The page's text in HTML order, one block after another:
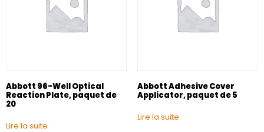
Abbott 96-Well Optical
Reaction Plate, paquet de
20
Lire la suite
Abbott Adhesive Cover
Applicator, paquet de 5
Lire la suite